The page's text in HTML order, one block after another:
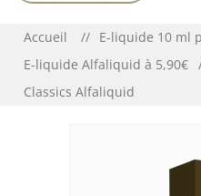
Accueil
E-liquide 10 ml
E-liquide Alfaliquid à 5,90€
Classics Alfaliquid